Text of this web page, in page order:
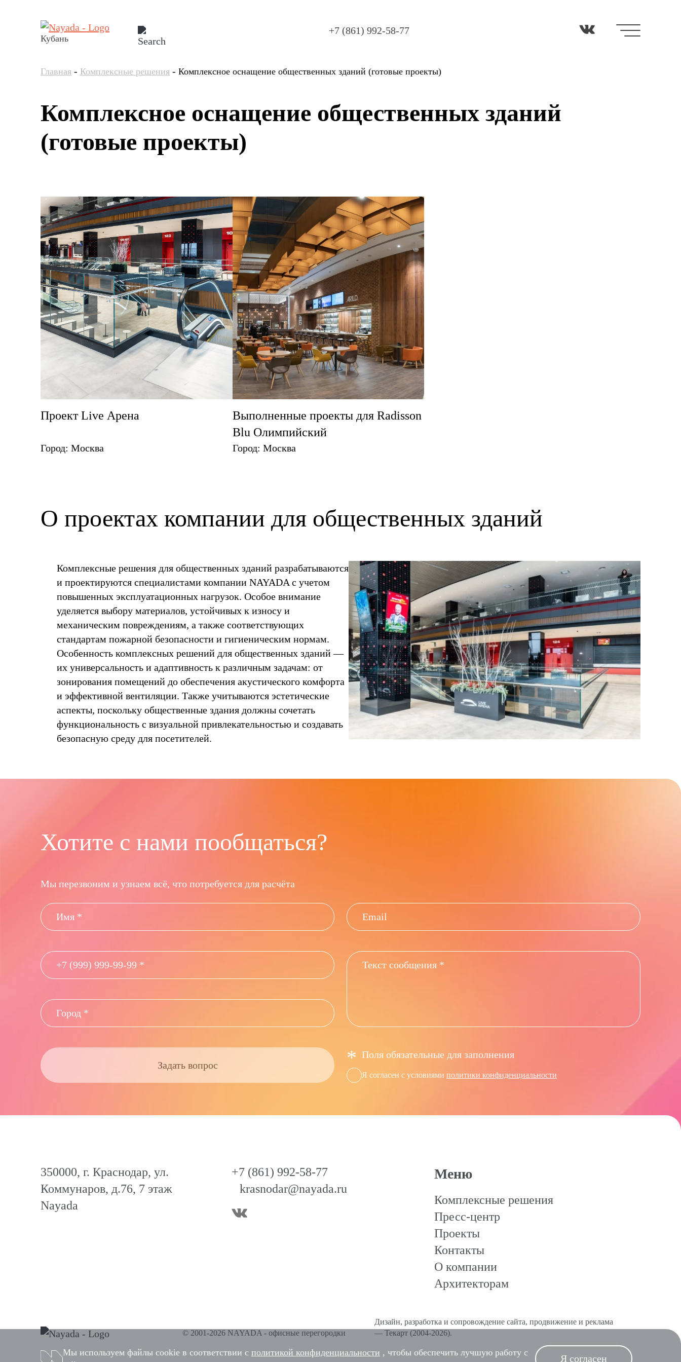
Кубань
+7 (861) 992-58-77
Главная - Комплексные решения - Комплексное оснащение общественных зданий (готовые проекты)
Комплексное оснащение общественных зданий
(готовые проекты)
Проект Live Арена
Город: Москва
Выполненные проекты для Radisson
Blu Олимпийский
Город: Москва
О проектах компании для общественных зданий
Комплексные решения для общественных зданий разрабатываются
и проектируются специалистами компании NAYADA с учетом
повышенных эксплуатационных нагрузок. Особое внимание
уделяется выбору материалов, устойчивых к износу и
механическим повреждениям, а также соответствующих
стандартам пожарной безопасности и гигиеническим нормам.
Особенность комплексных решений для общественных зданий —
их универсальность и адаптивность к различным задачам: от
зонирования помещений до обеспечения акустического комфорта
и эффективной вентиляции. Также учитываются эстетические
аспекты, поскольку общественные здания должны сочетать
функциональность с визуальной привлекательностью и создавать
безопасную среду для посетителей.
Хотите с нами пообщаться?
Мы перезвоним и узнаем всё, что потребуется для расчёта
Задать вопрос * Поля обязательные для заполнения
Я согласен с условиями политики конфиденциальности
Меню
Комплексные решения
Пресс-центр
Проекты
Контакты
О компании
Архитекторам
350000, г. Краснодар, ул.
Коммунаров, д.76, 7 этаж
Nayada
+7 (861) 992-58-77
krasnodar@nayada.ru
© 2001-2026 NAYADA - офисные перегородки
Дизайн, разработка и сопровождение сайта, продвижение и реклама
— Текарт(2004-2026).
Мы используем файлы cookie в соответствии с политикой конфиденциальности , чтобы обеспечить лучшую работу с
Я согласен